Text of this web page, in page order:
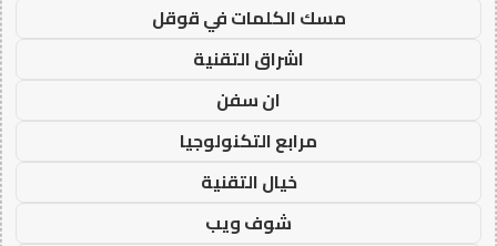
مسك الكلمات في قوقل
اشراق التقنية
ان سفن
مرابع التكنولوجيا
خيال التقنية
شوف ويب